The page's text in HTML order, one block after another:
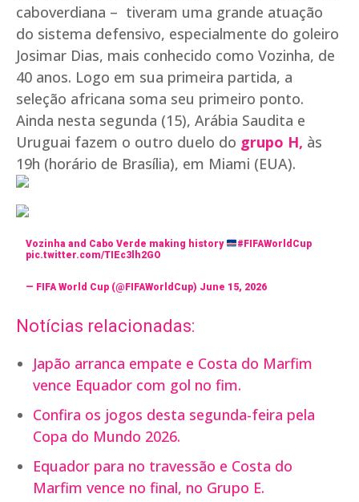
caboverdiana – tiveram uma grande atuação
do sistema defensivo, especialmente do goleiro
Josimar Dias, mais conhecido como Vozinha, de
40 anos. Logo em sua primeira partida, a
seleção africana soma seu primeiro ponto.
Ainda nesta segunda (15), Arábia Saudita e
Uruguai fazem o outro duelo do grupo H, às
19h (horário de Brasília), em Miami (EUA).
Vozinha and Cabo Verde making history
#FIFAWorldCup
pic.twitter.com/TIEc3lh2GO
— FIFA World Cup (@FIFAWorldCup) June 15, 2026
Notícias relacionadas:
Japão arranca empate e Costa do Marfim
vence Equador com gol no fim.
Confira os jogos desta segunda-feira pela
Copa do Mundo 2026.
Equador para no travessão e Costa do
Marfim vence no final, no Grupo E.